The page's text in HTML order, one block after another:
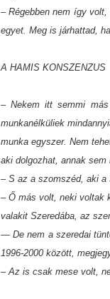
– Régebben nem így
egyet. Meg is járhattad,
A HAMIS KONSZENZUS
– Nekem itt semmi
munkanélküliek
munka egyszer. Nem
aki dolgozhat, annak sem
– S az a szomszéd, aki a
– Ő más volt, neki voltak
valakit Szeredába, az
— De nem a szeredai
1996-2000 között,
– Az is csak mese volt,